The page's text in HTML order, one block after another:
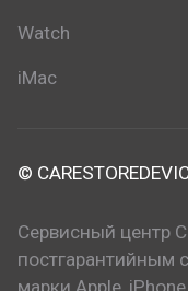
Watch
iMac
©
Сервисный центр
постгарантийным
марки Apple,